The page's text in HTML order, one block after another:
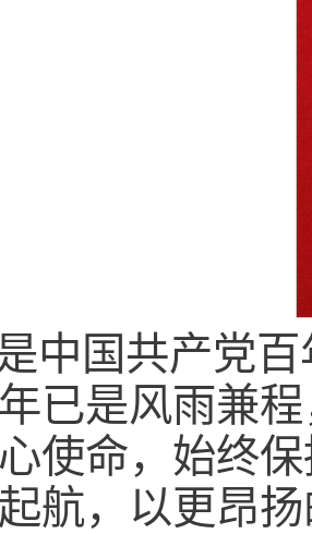
中国共产党
已是风雨兼
使命，始终
航，以更昂